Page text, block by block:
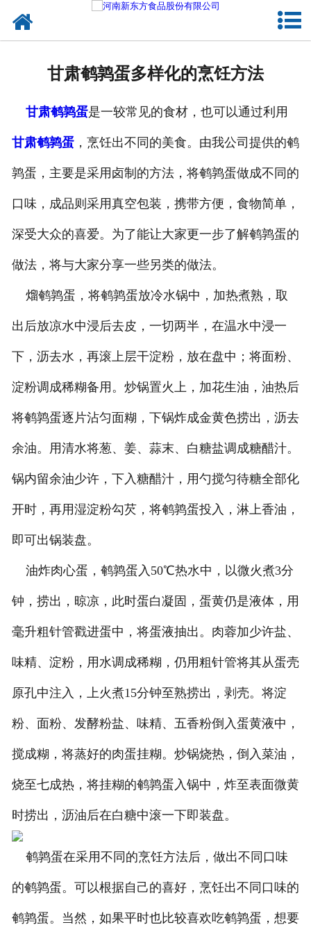
加入新东方
联系我们
甘肃鹌鹑蛋多样化的烹饪方法
甘肃鹌鹑蛋是一较常见的食材，也可以通过利用
甘肃鹌鹑蛋，烹饪出不同的美食。由我公司提供的鹌
鹑蛋，主要是采用卤制的方法，将鹌鹑蛋做成不同的
口味，成品则采用真空包装，携带方便，食物简单，
深受大众的喜爱。为了能让大家更一步了解鹌鹑蛋的
做法，将与大家分享一些另类的做法。
熘鹌鹑蛋，将鹌鹑蛋放冷水锅中，加热煮熟，取
出后放凉水中浸后去皮，一切两半，在温水中浸一
下，沥去水，再滚上层干淀粉，放在盘中；将面粉、
淀粉调成稀糊备用。炒锅置火上，加花生油，油热后
将鹌鹑蛋逐片沾匀面糊，下锅炸成金黄色捞出，沥去
余油。用清水将葱、姜、蒜末、白糖盐调成糖醋汁。
锅内留余油少许，下入糖醋汁，用勺搅匀待糖全部化
开时，再用湿淀粉勾芡，将鹌鹑蛋投入，淋上香油，
即可出锅装盘。
油炸肉心蛋，鹌鹑蛋入50℃热水中，以微火煮3分
钟，捞出，晾凉，此时蛋白凝固，蛋黄仍是液体，用
毫升粗针管戳进蛋中，将蛋液抽出。肉蓉加少许盐、
味精、淀粉，用水调成稀糊，仍用粗针管将其从蛋壳
原孔中注入，上火煮15分钟至熟捞出，剥壳。将淀
粉、面粉、发酵粉盐、味精、五香粉倒入蛋黄液中，
搅成糊，将蒸好的肉蛋挂糊。炒锅烧热，倒入菜油，
烧至七成热，将挂糊的鹌鹑蛋入锅中，炸至表面微黄
时捞出，沥油后在白糖中滚一下即装盘。
鹌鹑蛋在采用不同的烹饪方法后，做出不同口味
的鹌鹑蛋。可以根据自己的喜好，烹饪出不同口味的
鹌鹑蛋。当然，如果平时也比较喜欢吃鹌鹑蛋，想要